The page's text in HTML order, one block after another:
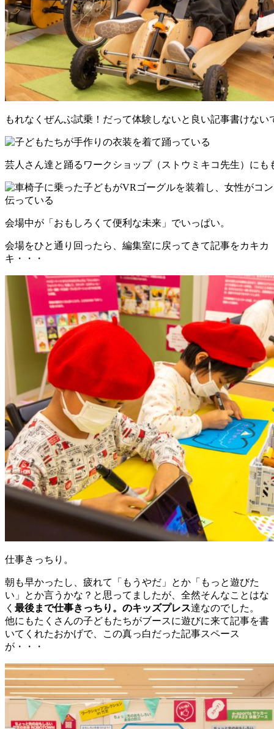
もれなくぜんぶ試乗！だって体験しないと良い記事書けない
芸人さん達と踊るワークショップ（ストウミキコ先生）にも
会場中が「おもしろくて便利な未来」でいっぱい。
会場をひと通り回ったら、編集室に戻ってきて記事をカキカ
キ・・・
仕事きっちり。
朝も早かったし、疲れて「もうやだ」とか「もっと遊びた
い」とか言うかな？と思ってましたが、全然そんなことはな
く 最後まで仕事きっちり。のキッズプレス達なのでした。
他にもたくさんの子どもたちがブースに遊びに来て記事を書
いてくれたおかげで、この真っ白だった記事スペース
が・・・